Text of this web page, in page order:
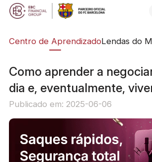
Centro de AprendizadoLendas do
Como aprender a
dia e, eventualmente,
Publicado em: 2025-06-06